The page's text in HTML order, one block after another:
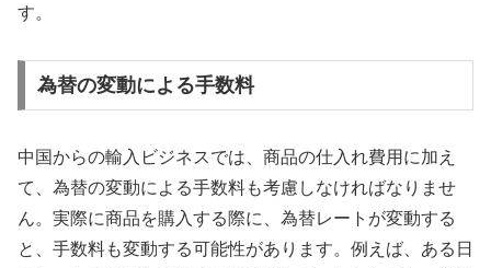
す。
為替の変動による手数料
中国からの輸入ビジネスでは、商品の仕入れ費用に加え
て、為替の変動による手数料も考慮しなければなりませ
ん。実際に商品を購入する際に、為替レートが変動する
と、手数料も変動する可能性があります。例えば、ある日